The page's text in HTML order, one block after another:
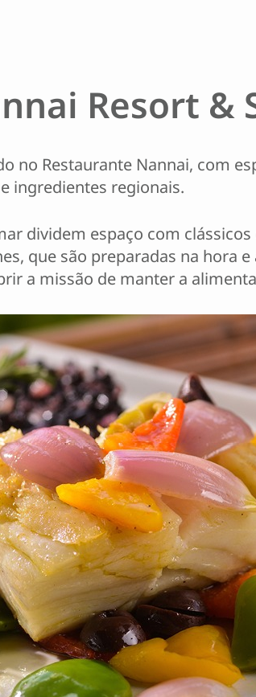
Resort &
no Restaurante Nannai, com
ingredientes regionais.
dividem espaço com
que são preparadas na hora
a missão de manter a